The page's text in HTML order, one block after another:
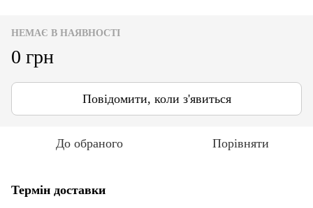
НЕМАЄ В НАЯВНОСТІ
0 грн
Повідомити, коли з'явиться
До обраного Порівняти
Термін доставки